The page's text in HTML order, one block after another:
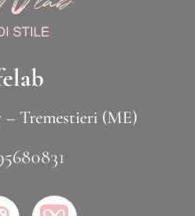
– Tremestieri (ME)